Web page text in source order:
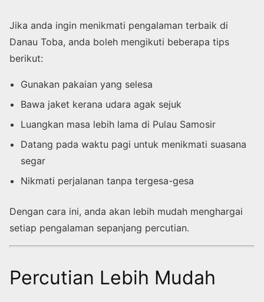
Jika anda ingin menikmati pengalaman terbaik di
Danau Toba, anda boleh mengikuti beberapa tips
berikut:
Gunakan pakaian yang selesa
Bawa jaket kerana udara agak sejuk
Luangkan masa lebih lama di Pulau Samosir
Datang pada waktu pagi untuk menikmati suasana
segar
Nikmati perjalanan tanpa tergesa-gesa
Dengan cara ini, anda akan lebih mudah menghargai
setiap pengalaman sepanjang percutian.
Percutian Lebih Mudah